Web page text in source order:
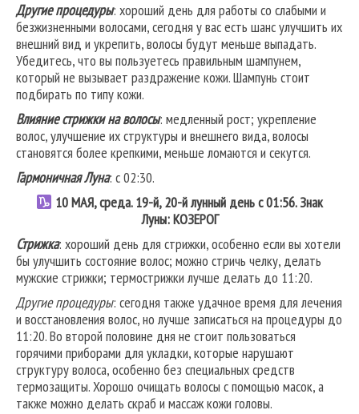
Другие процедуры: хороший день для работы со слабыми и
безжизненными волосами, сегодня у вас есть шанс улучшить их
внешний вид и укрепить, волосы будут меньше выпадать.
Убедитесь, что вы пользуетесь правильным шампунем,
который не вызывает раздражение кожи. Шампунь стоит
подбирать по типу кожи.
Влияние стрижки на волосы: медленный рост; укрепление
волос, улучшение их структуры и внешнего вида, волосы
становятся более крепкими, меньше ломаются и секутся.
Гармоничная Луна: с 02:30.
10 МАЯ, среда. 19-й, 20-й лунный день с 01:56. Знак
Луны:КОЗЕРОГ
Стрижка: хороший день для стрижки, особенно если вы хотели
бы улучшить состояние волос; можно стричь челку, делать
мужские стрижки; термострижки лучше делать до 11:20.
Другие процедуры: сегодня также удачное время для лечения
и восстановления волос, но лучше записаться на процедуры до
11:20. Во второй половине дня не стоит пользоваться
горячими приборами для укладки, которые нарушают
структуру волоса, особенно без специальных средств
термозащиты. Хорошо очищать волосы с помощью масок, а
также можно делать скраб и массаж кожи головы.